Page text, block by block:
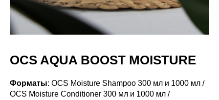
OCS AQUA BOOST MOISTURE
Форматы: OCS Moisture Shampoo 300 мл и 1000 мл /
OCS Moisture Conditioner 300 мл и 1000 мл /